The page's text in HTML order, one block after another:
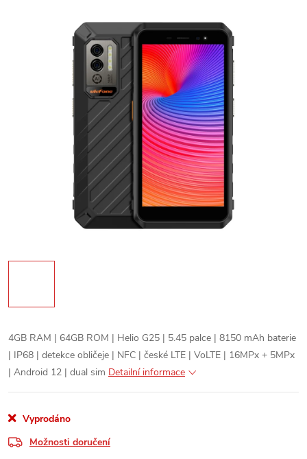
4GB RAM | 64GB ROM | Helio G25 | 5.45 palce | 8150 mAh baterie
| IP68 | detekce obličeje | NFC | české LTE | VoLTE | 16MPx + 5MPx
| Android 12 | dual sim Detailní informace
Vyprodáno
Možnosti doručení